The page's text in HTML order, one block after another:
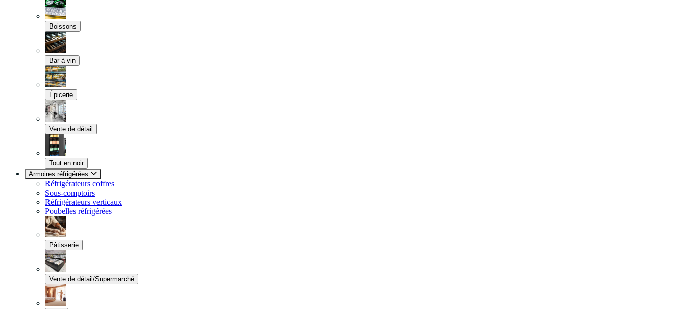
Boissons
Bar à vin
Épicerie
Vente de détail
Tout en noir
Armoires réfrigérées
Réfrigérateurs coffres
Sous-comptoirs
Réfrigérateurs verticaux
Poubelles réfrigérées
Pâtisserie
Vente de détail/Supermarché